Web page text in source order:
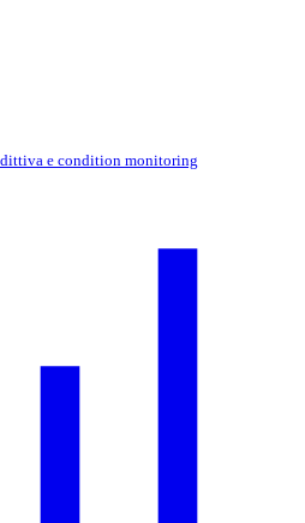
e condition monitoring